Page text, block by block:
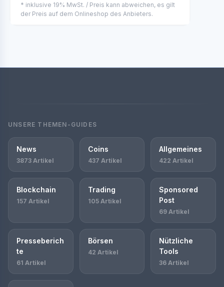
* inklusive 19% MwSt. / Preis kann abweichen, es gilt
der Preis auf dem Onlineshop des Anbieters.
UNSERE THEMEN-GUIDES
News
3873 Artikel
Coins
437 Artikel
Allgemeines
422 Artikel
Blockchain
157 Artikel
Trading
105 Artikel
Sponsored
Post
69 Artikel
Presseberich
te
61 Artikel
Börsen
42 Artikel
Nützliche
Tools
36 Artikel